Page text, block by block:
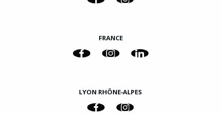
FRANCE
LYON RHÔNE‑ALPES